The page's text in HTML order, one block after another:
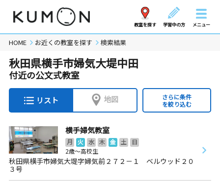
教室を探す 学習中の方 メニュー
HOME お近くの教室を探す 検索結果
秋田県横手市婦気大堤中田
付近の公文式教室
リスト 地図
さらに条件
を絞り込む
横手婦気教室
月 火 水 木 金 土
日
2歳～高校生
秋田県横手市婦気大堤字婦気前２７２－１ ベルウッド２０
３号